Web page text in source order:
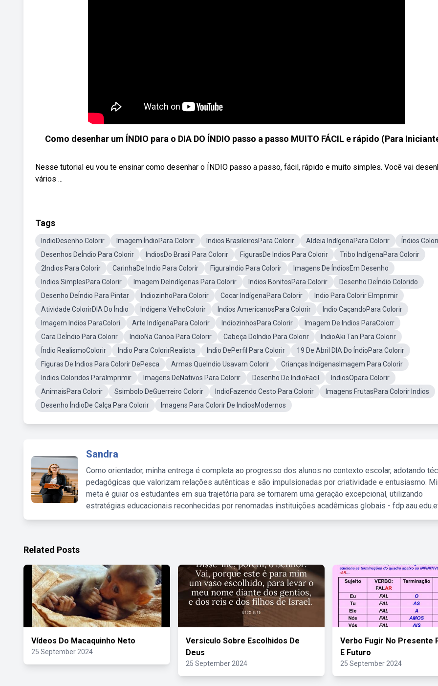
Como desenhar um ÍNDIO para o DIA DO ÍNDIO passo a passo MUITO FÁCIL e rápido (Para
Nesse tutorial eu vou te ensinar como desenhar o ÍNDIO passo a passo, fácil, rápido e muito simples. Você vai
vários ...
Tags
IndioDesenho Colorir Imagem ÍndioPara Colorir Indios BrasileirosPara Colorir Aldeia IndígenaPara Colorir
Índios
Desenhos DeÍndio Para Colorir
IndiosDo Brasil Para Colorir FigurasDe Indios Para Colorir
Tribo IndígenaPara Colorir
2Indios Para Colorir
CarinhaDe Indio Para Colorir FiguraIndio Para Colorir
Imagens De ÍndiosEm Desenho
Indios SimplesPara Colorir
Imagem DeIndígenas Para Colorir Indios BonitosPara Colorir
Desenho DeÍndio Colorido
Desenho DeÍndio Para Pintar
IndiozinhoPara Colorir Cocar IndígenaPara Colorir
Indio Para Colorir EImprimir
Atividade ColorirDIA Do Índio
Indígena VelhoColorir Indios AmericanosPara Colorir
Indio CaçandoPara Colorir
Imagem Indios ParaColori
Arte IndígenaPara Colorir IndiozinhosPara Colorir
Imagem De Indios ParaColorr
Cara DeÍndio Para Colorir
IndioNa Canoa Para Colorir Cabeça DoIndio Para Colorir
IndioAki Tan Para Colorir
Índio RealismoColorir
Indio Para ColorirRealista Indio DePerfil Para Colorir
19 De Abril DIA Do ÍndioPara Colorir
Figuras De Indios Para Colorir DePesca
Armas QueIndio Usavam Colorir
Crianças IndígenasImagem Para Colorir
Indios Coloridos ParaImprimir
Imagens DeNativos Para Colorir Desenho De IndioFacil
IndiosOpara Colorir
AnimaisPara Colorir
Ssimbolo DeGuerreiro Colorir IndioFazendo Cesto Para Colorir
Imagens FrutasPara Colorir Indios
Desenho ÍndioDe Calça Para Colorir
Imagens Para Colorir De IndiosModernos
Sandra
Como orientador, minha entrega é completa ao progresso dos alunos no contexto escolar, adotando
pedagógicas que valorizam relações autênticas e são impulsionadas por criatividade e entusiasmo.
meta é guiar os estudantes em sua trajetória para se tornarem uma geração excepcional, utilizando
estratégias educacionais reconhecidas por renomadas instituições acadêmicas globais -
Related Posts
Vídeos Do Macaquinho Neto
25 September 2024
Versiculo Sobre Escolhidos De
Deus
25 September 2024
Verbo Fugir No Presente
E Futuro
25 September 2024